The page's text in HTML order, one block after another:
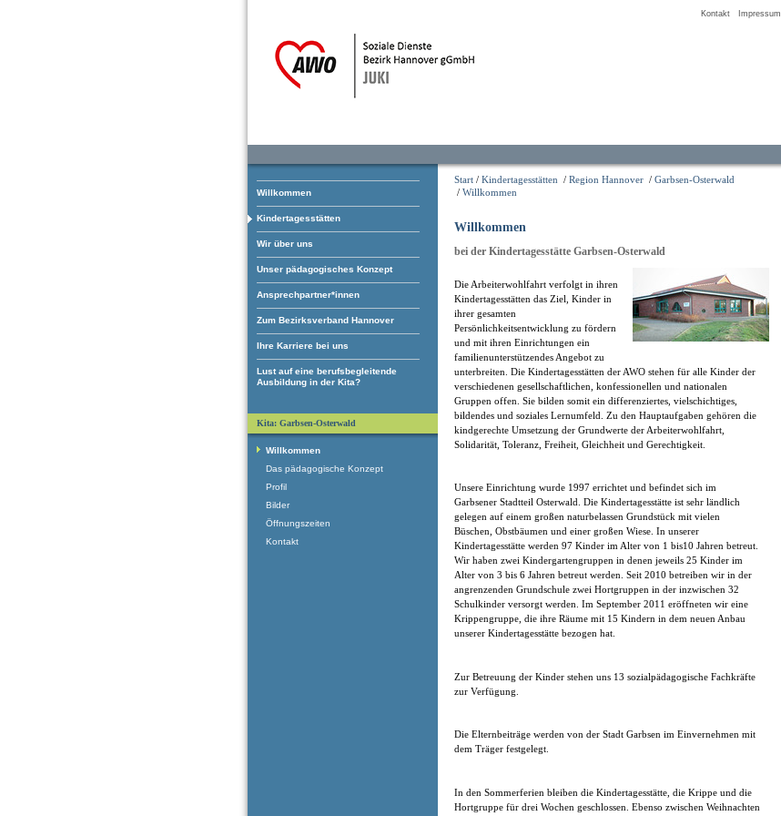
Kontakt Impressum
Willkommen
Kindertagesstätten
Wir über uns
Unser pädagogisches Konzept
Ansprechpartner*innen
Zum Bezirksverband Hannover
Ihre Karriere bei uns
Lust auf eine berufsbegleitende
Ausbildung in der Kita?
Start / Kindertagesstätten / Region Hannover / Garbsen-Osterwald
/ Willkommen
Willkommen
bei der Kindertagesstätte Garbsen-Osterwald
Die Arbeiterwohlfahrt verfolgt in ihren
Kindertagesstätten das Ziel, Kinder in
ihrer gesamten
Persönlichkeitsentwicklung zu fördern
und mit ihren Einrichtungen ein
familienunterstützendes Angebot zu
unterbreiten. Die Kindertagesstätten der AWO stehen für alle Kinder der
verschiedenen gesellschaftlichen, konfessionellen und nationalen
Gruppen offen. Sie bilden somit ein differenziertes, vielschichtiges,
bildendes und soziales Lernumfeld. Zu den Hauptaufgaben gehören die
kindgerechte Umsetzung der Grundwerte der Arbeiterwohlfahrt,
Solidarität, Toleranz, Freiheit, Gleichheit und Gerechtigkeit.
Unsere Einrichtung wurde 1997 errichtet und befindet sich im
Garbsener Stadtteil Osterwald. Die Kindertagesstätte ist sehr ländlich
gelegen auf einem großen naturbelassen Grundstück mit vielen
Büschen, Obstbäumen und einer großen Wiese. In unserer
Kindertagesstätte werden 97 Kinder im Alter von 1 bis10 Jahren betreut.
Wir haben zwei Kindergartengruppen in denen jeweils 25 Kinder im
Alter von 3 bis 6 Jahren betreut werden. Seit 2010 betreiben wir in der
angrenzenden Grundschule zwei Hortgruppen in der inzwischen 32
Schulkinder versorgt werden. Im September 2011 eröffneten wir eine
Krippengruppe, die ihre Räume mit 15 Kindern in dem neuen Anbau
unserer Kindertagesstätte bezogen hat.
Zur Betreuung der Kinder stehen uns 13 sozialpädagogische Fachkräfte
zur Verfügung.
Die Elternbeiträge werden von der Stadt Garbsen im Einvernehmen mit
dem Träger festgelegt.
In den Sommerferien bleiben die Kindertagesstätte, die Krippe und die
Hortgruppe für drei Wochen geschlossen. Ebenso zwischen Weihnachten
Kita: Garbsen-Osterwald
Willkommen
Das pädagogische Konzept
Profil
Bilder
Öffnungszeiten
Kontakt